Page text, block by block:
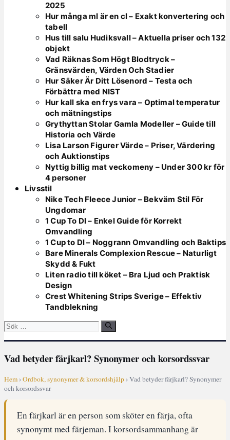
2025
Hur många ml är en cl – Exakt konvertering och
tabell
Hus till salu Hudiksvall – Aktuella priser och 132
objekt
Vad Räknas Som Högt Blodtryck –
Gränsvärden, Värden Och Stadier
Hur Säker Är Ditt Lösenord – Testa och
Förbättra med NIST
Hur kall ska en frys vara – Optimal temperatur
och mätningstips
Grythyttan Stolar Gamla Modeller – Guide till
Historia och Värde
Lisa Larson Figurer Värde – Priser, Värdering
och Auktionstips
Nyttig billig mat veckomeny – Under 300 kr för
4 personer
Livsstil
Nike Tech Fleece Junior – Bekväm Stil För
Ungdomar
1 Cup To Dl – Enkel Guide för Korrekt
Omvandling
1 Cup to Dl – Noggrann Omvandling och Baktips
Bare Minerals Complexion Rescue – Naturligt
Skydd & Fukt
Liten radio till köket – Bra Ljud och Praktisk
Design
Crest Whitening Strips Sverige – Effektiv
Tandblekning
Sök
Vad betyder färjkarl? Synonymer och korsordssvar
Hem›Ordbok, synonymer & korsordshjälp› Vad betyder färjkarl? Synonymer
och korsordssvar
En färjkarl är en person som sköter en färja, ofta
synonymt med färjeman. I korsordsammanhang är